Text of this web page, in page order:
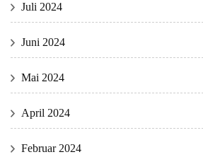
Juli 2024
Juni 2024
Mai 2024
April 2024
Februar 2024